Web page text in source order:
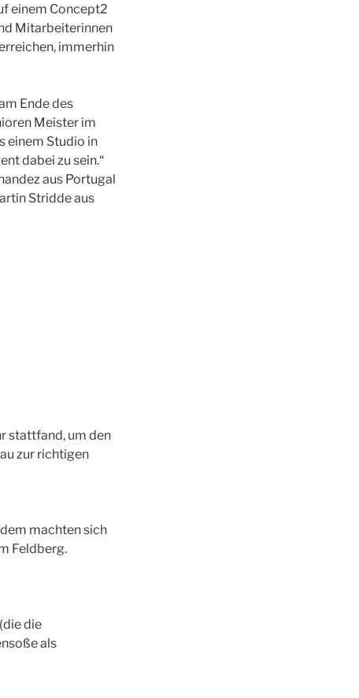
einem Concept2
Mitarbeiterinnen
immerhin
Ende des
Meister im
einem Studio in
dabei zu sein.“
aus Portugal
Stridde aus
stattfand, um den
zur richtigen
machten sich
Feldberg.
die
als